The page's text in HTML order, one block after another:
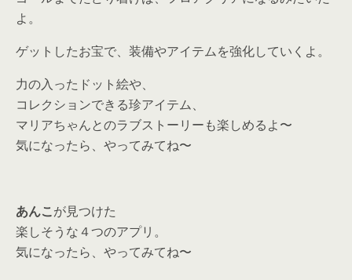
よ。
ゲットしたお宝で、装備やアイテムを強化していくよ。
力の入ったドット絵や、
コレクションできる珍アイテム、
マリアちゃんとのラブストーリーも楽しめるよ〜
気になったら、やってみてね〜
あんこが見つけた
楽しそうな４つのアプリ。
気になったら、 やってみてね〜